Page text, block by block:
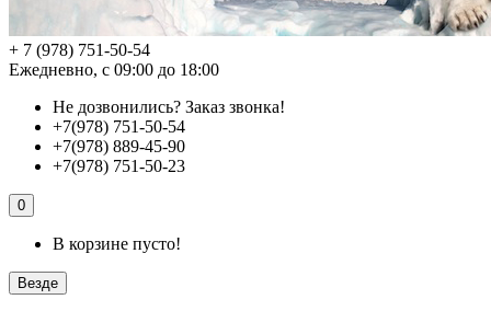
+ 7 (978) 751-50-54
Ежедневно, с 09:00 до 18:00
Не дозвонились? Заказ звонка!
+7(978) 751-50-54
+7(978) 889-45-90
+7(978) 751-50-23
0
В корзине пусто!
Везде